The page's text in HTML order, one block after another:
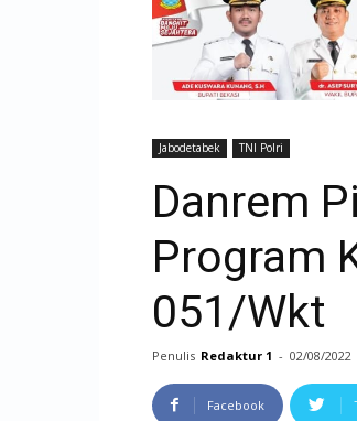
Jabodetabek TNI Polri
Danrem
Program
051/Wkt
Penulis Redaktur 1 - 02/08/2022
Facebook